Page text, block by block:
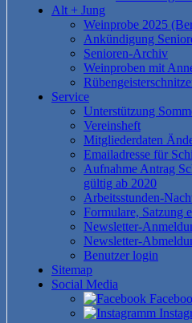
Alt + Jung
Weinprobe 2025
Ankündigung
Senioren-Archiv
Weinproben mit
Service
Unterstützung
Vereinsheft
Mitgliederdaten
Emailadresse für
Aufnahme Antrag
gültig ab 2020
Arbeitsstunden-
Formulare, Satzung
Newsletter-
Newsletter-
Benutzer login
Sitemap
Social Media